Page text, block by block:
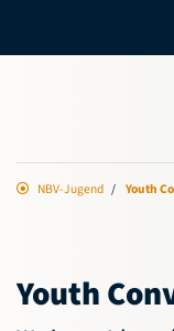
NBV-Jugend Youth
Youth
Aktuelles
Bildung